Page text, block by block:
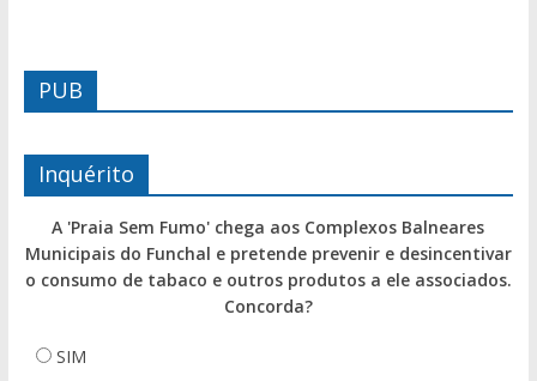
PUB
Inquérito
A 'Praia Sem Fumo' chega aos Complexos Balneares
Municipais do Funchal e pretende prevenir e desincentivar
o consumo de tabaco e outros produtos a ele associados.
Concorda?
SIM